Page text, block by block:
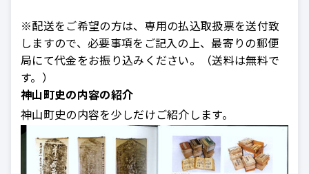
※配送をご希望の方は、専用の払込取扱票を送付致
しますので、必要事項をご記入の上、最寄りの郵便
局にて代金をお振り込みください。（送料は無料で
す。）
神山町史の内容の紹介
神山町史の内容を少しだけご紹介します。